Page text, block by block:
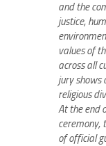
and the
justice,
values of
across all
jury shows
religious
At the end
ceremony,
of official